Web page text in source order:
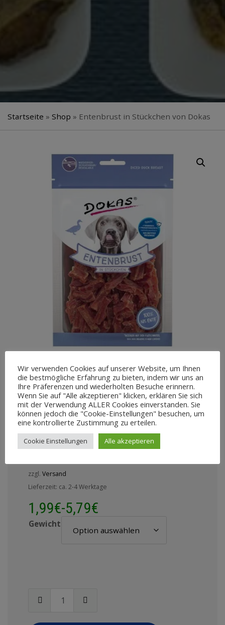
Startseite » Shop » Entenbrust in Stückchen von Dokas
Entenbrust in
Stückchen von Dokas
1,99€ –5,79 €
zzgl. Versand
Lieferzeit: ca. 2-4 Werktage
1,99€-5,79€
Gewicht
Wir verwenden Cookies auf unserer Website, um Ihnen
die bestmögliche Erfahrung zu bieten, indem wir uns an
Ihre Präferenzen und wiederholten Besuche erinnern.
Wenn Sie auf "Alle akzeptieren" klicken, erklären Sie sich
mit der Verwendung ALLER Cookies einverstanden. Sie
können jedoch die "Cookie-Einstellungen" besuchen, um
eine kontrollierte Zustimmung zu erteilen.
Cookie Einstellungen Alle akzeptieren